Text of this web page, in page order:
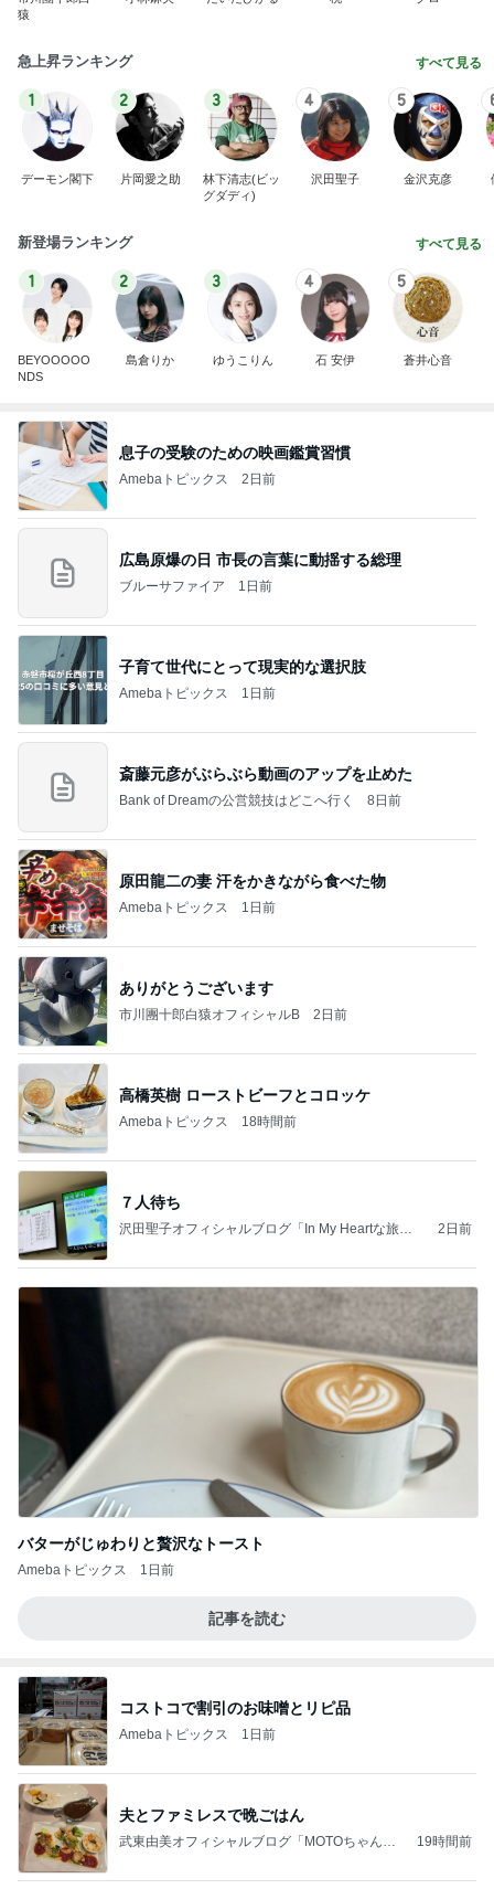
猿
急上昇ランキング すべて見る
1
デーモン閣下
2
片岡愛之助
3
林下清志(ビッ
グダディ)
4
沢田聖子
5
金沢克彦
新登場ランキング すべて見る
1
BEYOOOOO
NDS
2
島倉りか
3
ゆうこりん
4
石 安伊
5
蒼井心音
息子の受験のための映画鑑賞習慣
Amebaトピックス 2日前
広島原爆の日 市長の言葉に動揺する総理
ブルーサファイア 1日前
子育て世代にとって現実的な選択肢
Amebaトピックス 1日前
斎藤元彦がぶらぶら動画のアップを止めた
Bank of Dreamの公営競技はどこへ行く 8日前
原田龍二の妻 汗をかきながら食べた物
Amebaトピックス 1日前
ありがとうございます
市川團十郎白猿オフィシャルB 2日前
高橋英樹 ローストビーフとコロッケ
Amebaトピックス 18時間前
７人待ち
沢田聖子オフィシャルブログ「In My Heartな旅日
2日前
バターがじゅわりと贅沢なトースト
Amebaトピックス 1日前
記事を読む
コストコで割引のお味噌とリピ品
Amebaトピックス 1日前
夫とファミレスで晩ごはん
武東由美オフィシャルブログ「MOTOちゃんと
19時間前